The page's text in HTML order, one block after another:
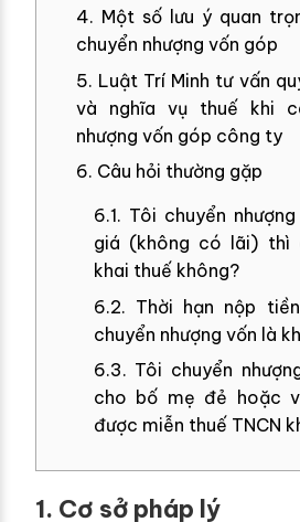
4. Một số lưu ý quan
chuyển nhượng vốn góp
5. Luật Trí Minh tư vấn
và nghĩa vụ thuế khi
nhượng vốn góp công ty
6. Câu hỏi thường gặp
6.1. Tôi chuyển
giá (không có lãi) thì
khai thuế không?
6.2. Thời hạn nộp
chuyển nhượng vốn là
6.3. Tôi chuyển
cho bố mẹ đẻ hoặc
được miễn thuế TNCN
1. Cơ sở pháp lý